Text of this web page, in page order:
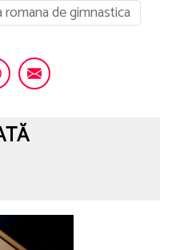
romana de gimnastica